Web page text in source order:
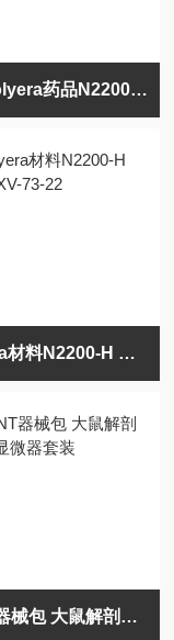
美国Polyera药品N2200 CZH-XV-88-22
Polyera材料N2200-H CZH-XV-73-22
KENT器械包 大鼠解剖器械 显微器套装